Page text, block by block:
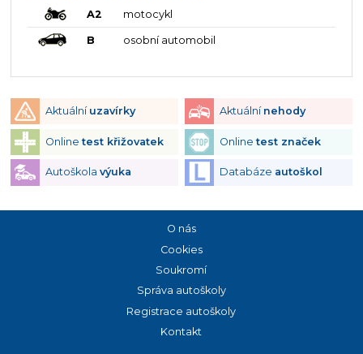
A2 motocykl
B osobní automobil
Aktuální uzavírky Aktuální nehody
Onlinetest křižovatek Onlinetest značek
Autoškola výuka Databáze autoškol
O nás
Cookies
Soukromí
Správa autoškoly
Registrace autoškoly
Kontakt